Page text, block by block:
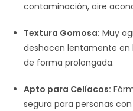
contaminación, aire
Textura Gomosa: Muy
deshacen lentamente en
de forma prolongada.
Apto para Celíacos:
segura para personas